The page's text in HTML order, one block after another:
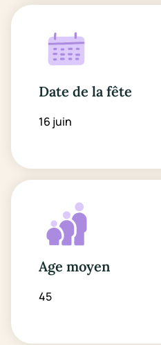
Date de la fête
16 juin
Age moyen
45